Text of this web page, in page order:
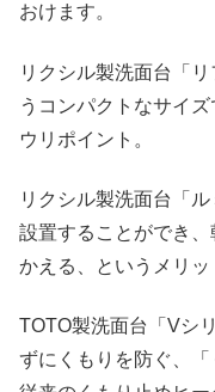
おけます。
リクシル製洗面台「
うコンパクトなサイ
ウリポイント。
リクシル製洗面台「
設置することができ
かえる、というメリッ
TOTO製洗面台「Vシ
ずにくもりを防ぐ、「